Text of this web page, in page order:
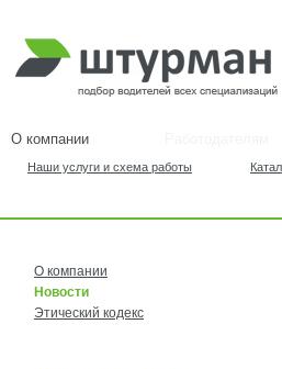
О компании
Наши услуги и схема работы
О компании
Новости
Этический кодекс